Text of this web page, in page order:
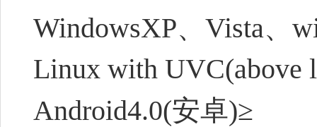
WindowsXP、Vista、
Linux with UVC(above
Android4.0(安卓)≥